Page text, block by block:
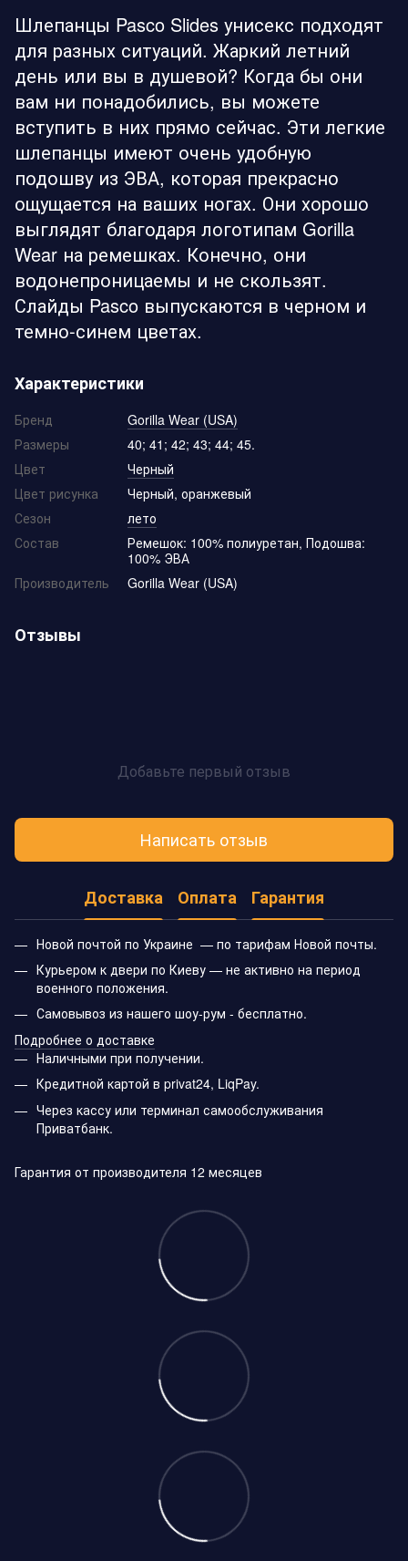
Шлепанцы Pasco Slides унисекс подходят
для разных ситуаций. Жаркий летний
день или вы в душевой? Когда бы они
вам ни понадобились, вы можете
вступить в них прямо сейчас. Эти легкие
шлепанцы имеют очень удобную
подошву из ЭВА, которая прекрасно
ощущается на ваших ногах. Они хорошо
выглядят благодаря логотипам Gorilla
Wear на ремешках. Конечно, они
водонепроницаемы и не скользят.
Слайды Pasco выпускаются в черном и
темно-синем цветах.
Характеристики
Бренд
Gorilla Wear (USA)
Размеры
40; 41; 42; 43; 44; 45.
Цвет
Черный
Цвет рисунка
Черный, оранжевый
Сезон
лето
Состав
Ремешок: 100% полиуретан, Подошва:
100% ЭВА
Производитель
Gorilla Wear (USA)
Отзывы
Добавьте первый отзыв
Написать отзыв
Доставка Оплата Гарантия
Новой почтой по Украине — по тарифам Новой почты.
Курьером к двери по Киеву — не активно на период
военного положения.
Самовывоз из нашего шоу-рум - бесплатно.
Подробнее о доставке
Наличными при получении.
Кредитной картой в privat24, LiqPay.
Через кассу или терминал самообслуживания
Приватбанк.
Гарантия от производителя 12 месяцев